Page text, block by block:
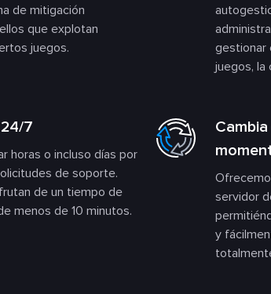
de mitigación
que explotan
juegos.
gestionar
juegos, la
7
horas o incluso días por
de soporte.
de un tiempo de
menos de 10 minutos.
servidor
y